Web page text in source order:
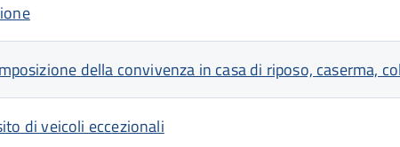
della convivenza in casa di riposo, caserma,
di veicoli eccezionali